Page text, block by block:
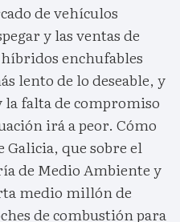
de vehículos
y las ventas de
enchufables
lento de lo deseable, y
la falta de compromiso
irá a peor. Cómo
Galicia, que sobre el
de Medio Ambiente y
medio millón de
de combustión para